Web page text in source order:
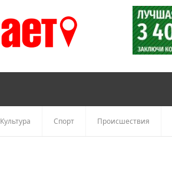
Культура Спорт Происшествия